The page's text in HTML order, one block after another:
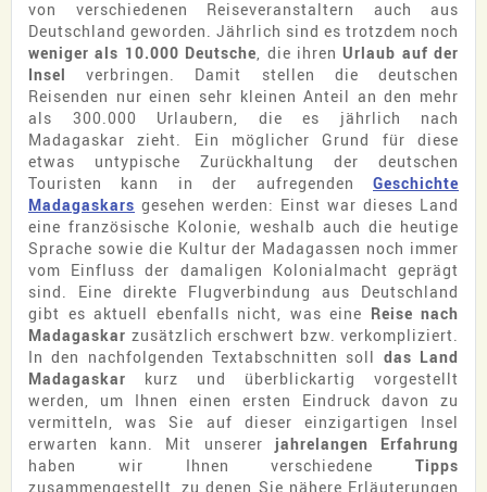
von verschiedenen Reiseveranstaltern auch aus
Deutschland geworden. Jährlich sind es trotzdem noch
weniger als 10.000 Deutsche, die ihrenUrlaub auf der
Insel
verbringen. Damit stellen die deutschen
Reisenden nur einen sehr kleinen Anteil an den mehr
als 300.000 Urlaubern, die es jährlich nach
Madagaskar zieht. Ein möglicher Grund für diese
etwas untypische Zurückhaltung der deutschen
Touristen kann in der aufregenden Geschichte
Madagaskars gesehen werden: Einst war dieses Land
eine französische Kolonie, weshalb auch die heutige
Sprache sowie die Kultur der Madagassen noch immer
vom Einfluss der damaligen Kolonialmacht geprägt
sind. Eine direkte Flugverbindung aus Deutschland
gibt es aktuell ebenfalls nicht, was eine Reise nach
Madagaskar zusätzlich erschwert bzw. verkompliziert.
In den nachfolgenden Textabschnitten soll das Land
Madagaskar kurz und überblickartig vorgestellt
werden, um Ihnen einen ersten Eindruck davon zu
vermitteln, was Sie auf dieser einzigartigen Insel
erwarten kann. Mit unserer jahrelangen Erfahrung
haben wir Ihnen verschiedene Tipps
zusammengestellt, zu denen Sie nähere Erläuterungen